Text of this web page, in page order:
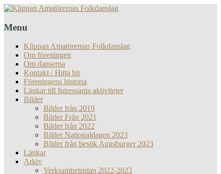
Menu
Klippan Amatörernas Folkdanslag
Om föreningen
Om danserna
Kontakt / Hitta hit
Föreningens historia
Länkar till Intressanta aktiviteter
Bilder
Bilder från 2019
Bilder Från 2021
Bilder från 2022
Bilder Nationaldagen 2023
Bilder från besök Augsburger 2023
Länkar
Arkiv
Verksamhetsplan 2022-2023